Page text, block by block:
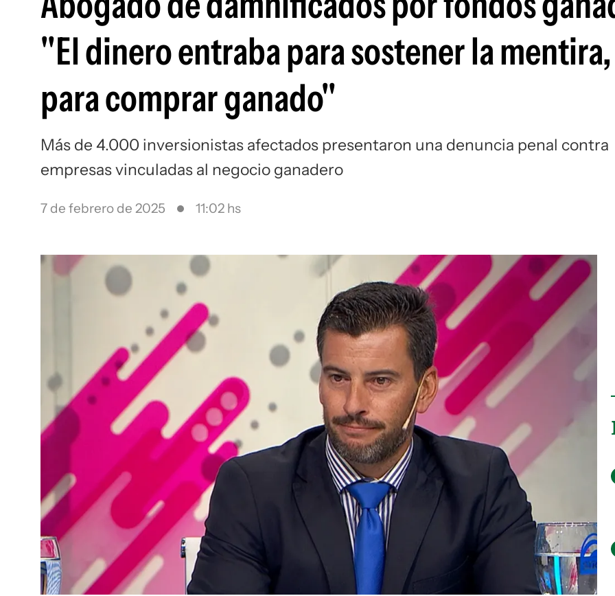
"El dinero entraba para sostener la
para comprar ganado"
Más de 4.000 inversionistas afectados presentaron una denuncia penal contra
empresas vinculadas al negocio ganadero
7 de febrero de 2025 11:02 hs